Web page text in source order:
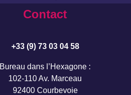
Contact
+33 (9) 73 03 04 58
Bureau dans l’Hexagone :
102-110 Av. Marceau
92400 Courbevoie